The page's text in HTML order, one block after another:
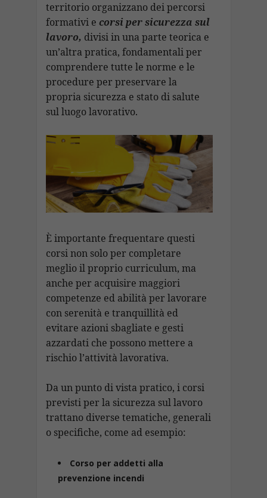
territorio organizzano dei percorsi
formativi e corsi per sicurezza sul
lavoro, divisi in una parte teorica e
un’altra pratica, fondamentali per
comprendere tutte le norme e le
procedure per preservare la
propria sicurezza e stato di salute
sul luogo lavorativo.
È importante frequentare questi
corsi non solo per completare
meglio il proprio curriculum, ma
anche per acquisire maggiori
competenze ed abilità per lavorare
con serenità e tranquillità ed
evitare azioni sbagliate e gesti
azzardati che possono mettere a
rischio l’attività lavorativa.
Da un punto di vista pratico, i corsi
previsti per la sicurezza sul lavoro
trattano diverse tematiche, generali
o specifiche, come ad esempio:
Corso per addetti alla
prevenzione incendi